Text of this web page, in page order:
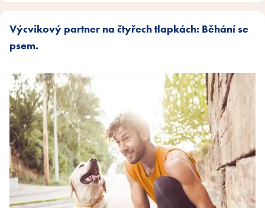
Výcvikový partner na čtyřech tlapkách: Běhání se
psem.